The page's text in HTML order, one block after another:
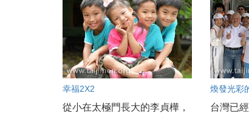
幸福2X2
從小在太極門長大的李貞樺，
煥發光彩
台灣已